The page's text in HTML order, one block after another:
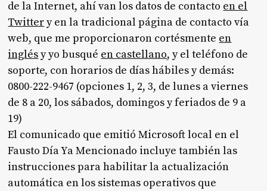
de la Internet, ahí van los datos de contacto en el
Twittery en la tradicional página de contacto vía
web, que me proporcionaron cortésmente en
inglésy yo busqué en castellano, y el teléfono de
soporte, con horarios de días hábiles y demás:
0800-222-9467 (opciones 1, 2, 3, de lunes a viernes
de 8 a 20, los sábados, domingos y feriados de 9 a
19)
El comunicado que emitió Microsoft local en el
Fausto Día Ya Mencionado incluye también las
instrucciones para habilitar la actualización
automática en los sistemas operativos que